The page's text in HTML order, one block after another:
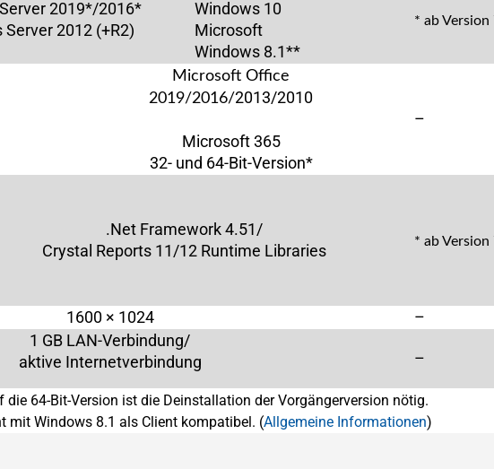
2019*/2016*
2012 (+R2)
Windows 10
Microsoft
Windows 8.1**
* ab Version
Microsoft Office
2019/2016/2013/2010
Microsoft 365
32- und 64-Bit-Version*
–
.Net Framework 4.51/
Crystal Reports 11/12 Runtime Libraries
* ab Version
1600 × 1024 –
1 GB LAN-Verbindung/
aktive Internetverbindung
–
die 64-Bit-Version ist die Deinstallation der Vorgängerversion nötig.
mit Windows 8.1 als Client kompatibel. (Allgemeine Informationen)